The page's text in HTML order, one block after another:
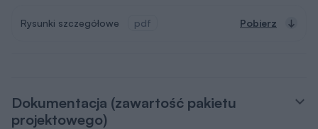
Rysunki szczegółowe pdf Pobierz
Dokumentacja (zawartość pakietu
projektowego)